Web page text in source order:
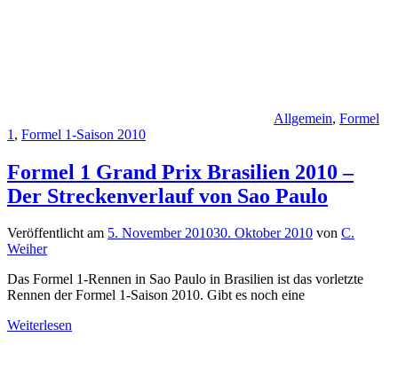
Allgemein, Formel
1 , Formel 1-Saison 2010
Formel 1 Grand Prix Brasilien 2010 –
Der Streckenverlauf von Sao Paulo
Veröffentlicht am 5. November 201030. Oktober 2010 von C.
Weiher
Das Formel 1-Rennen in Sao Paulo in Brasilien ist das vorletzte
Rennen der Formel 1-Saison 2010. Gibt es noch eine
Weiterlesen